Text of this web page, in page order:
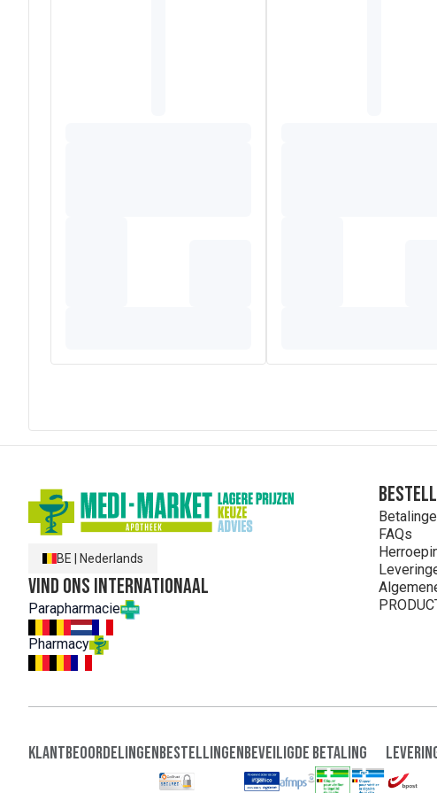
BE Nederlands
Vind ons internationaal
Parapharmacie
Pharmacy
FAQs
KlantbeoordelingenBestellingenBeveiligde Betaling